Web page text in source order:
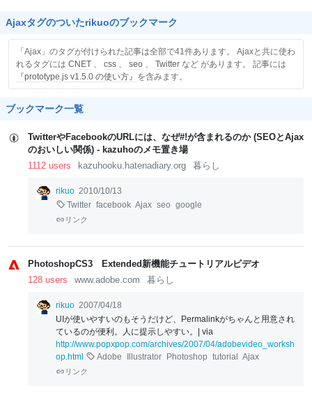
Ajaxタグのついたrikuoのブックマーク
「Ajax」のタグが付けられた記事は全部で41件あります。 Ajaxと共に使わ
れるタグには CNET 、 css 、 seo 、 Twitter など があります。 記事には
『prototype.js v1.5.0 の使い方』 を含みます。
ブックマーク一覧
TwitterやFacebookのURLには、なぜ#!が含まれるのか (SEOとAjax
のおいしい関係) - kazuhoのメモ置き場
1112 users
kazuhooku.hatenadiary.org 暮らし
rikuo 2010/10/13
Twitter facebook Ajax seo google
リンク
PhotoshopCS3 Extended新機能チュートリアルビデオ
128 users
www.adobe.com 暮らし
rikuo 2007/04/18
UIが使いやすいのもそうだけど、Permalinkがちゃんと用意され
ているのが便利。人に提示しやすい。| via
http://www.popxpop.com/archives/2007/04/adobevideo_worksh
op.html
Adobe Illustrator Photoshop tutorial Ajax
リンク